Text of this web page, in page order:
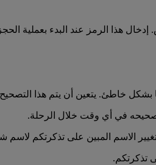
هذا الرمز عند البدء بعملية
بشكل خاطئ. يتعين أن يتم هذا
في أي وقت خلال الرحلة.
الاسم المبين على تذكرتكم
تذكرتكم.